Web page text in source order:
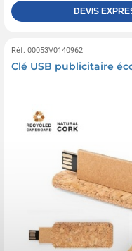
DEVIS
Réf. 00053V0140962
Clé USB publicitaire